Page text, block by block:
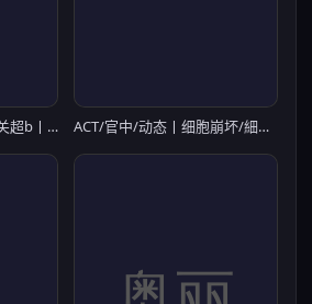
新作ACT/官中/动态/闯关超b丨异种病毒 Xvirus 官方中文步兵版【20260407】 ACT/官中/动态丨细胞崩坏/細胞崩壊 官方中文版【20260514】